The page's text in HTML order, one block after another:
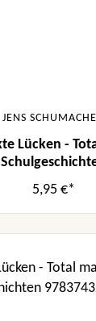
JENS
Lücken -
5,95 €*